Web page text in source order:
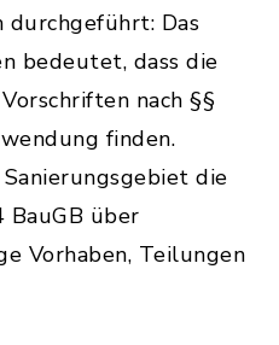
durchgeführt: Das
bedeutet, dass die
nach §§
finden.
die
BauGB über
Vorhaben, Teilungen